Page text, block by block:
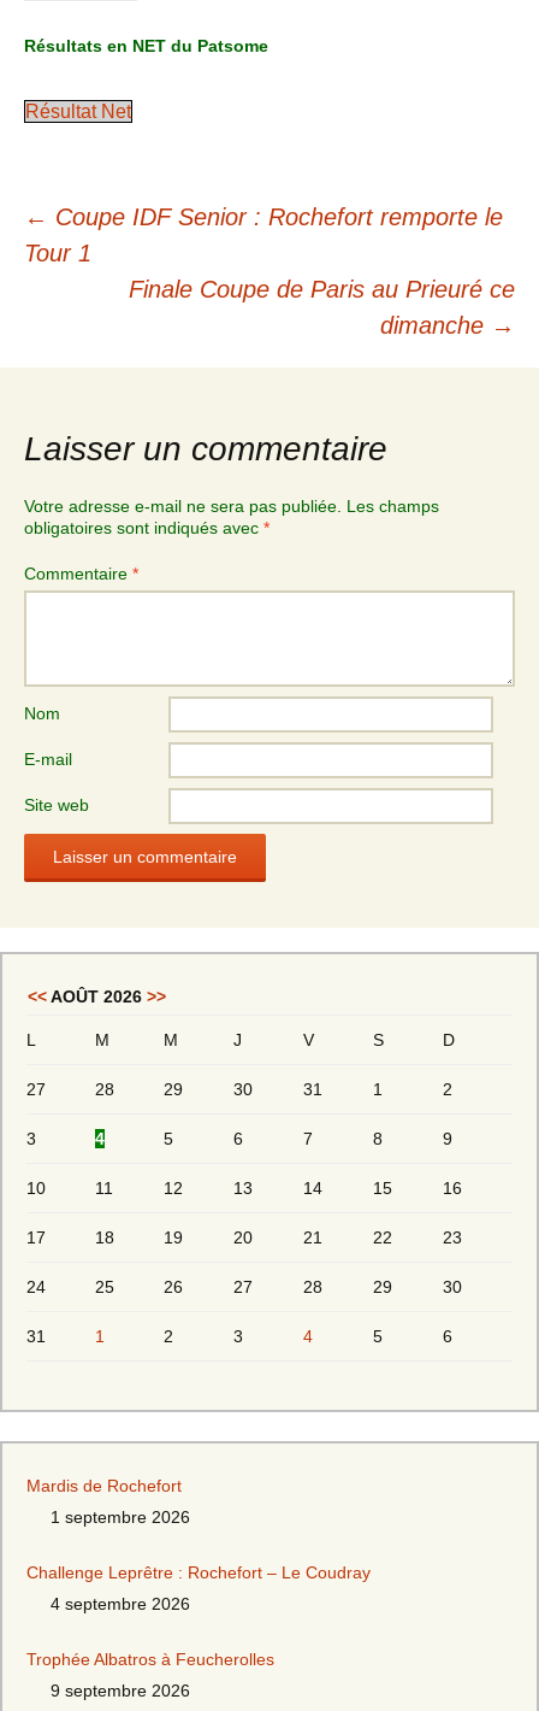
Résultats en NET du Patsome
Résultat Net
← Coupe IDF Senior : Rochefort remporte le
Tour 1
Finale Coupe de Paris au Prieuré ce
dimanche →
Laisser un commentaire
Votre adresse e-mail ne sera pas publiée. Les champs
obligatoires sont indiqués avec *
Commentaire *
Nom
E-mail
Site web
<<AOÛT 2026 >>
L M M J V S D
27 28 29 30 31 1 2
3 4 5 6 7 8 9
10 11 12 13 14 15 16
17 18 19 20 21 22 23
24 25 26 27 28 29 30
31 1 2 3 4 5 6
Mardis de Rochefort
1 septembre 2026
Challenge Leprêtre : Rochefort – Le Coudray
4 septembre 2026
Trophée Albatros à Feucherolles
9 septembre 2026